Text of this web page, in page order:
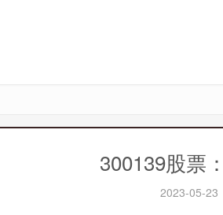
300139股票
2023-05-23